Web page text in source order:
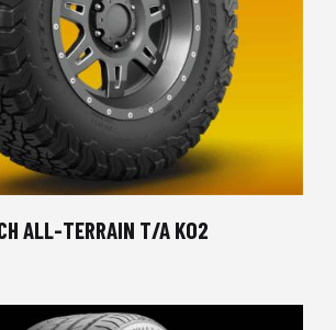
ALL-TERRAIN T/A KO2